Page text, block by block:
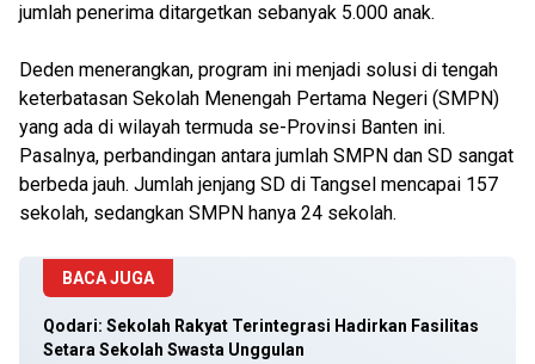
jumlah penerima ditargetkan sebanyak 5.000 anak.
Deden menerangkan, program ini menjadi solusi di tengah
keterbatasan Sekolah Menengah Pertama Negeri (SMPN)
yang ada di wilayah termuda se-Provinsi Banten ini.
Pasalnya, perbandingan antara jumlah SMPN dan SD sangat
berbeda jauh. Jumlah jenjang SD di Tangsel mencapai 157
sekolah, sedangkan SMPN hanya 24 sekolah.
BACA JUGA
Qodari: Sekolah Rakyat Terintegrasi Hadirkan Fasilitas
Setara Sekolah Swasta Unggulan